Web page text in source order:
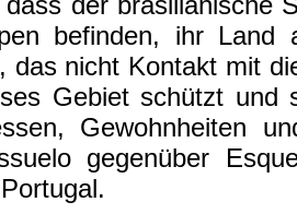
befinden, ihr Land
das nicht Kontakt mit
Gebiet schützt und
Gewohnheiten
gegenüber